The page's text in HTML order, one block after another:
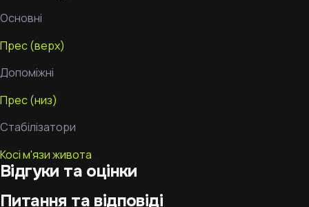
Основні
Прес (верх)
Допоміжні
Прес (низ)
Стабілізатори
Косі м'язи живота
Відгуки та оцінки
Питання та відповіді